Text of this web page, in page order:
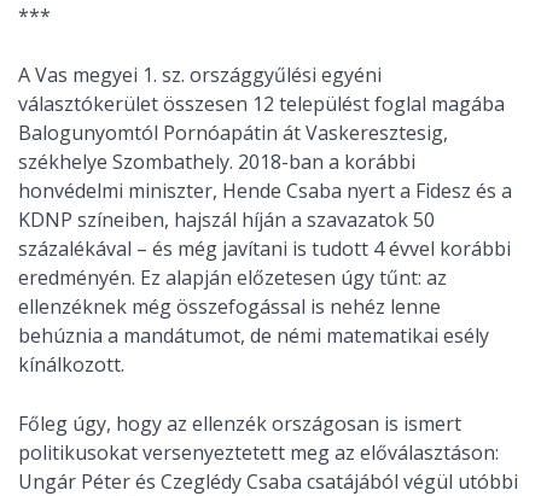
***
A Vas megyei 1. sz. országgyűlési egyéni
választókerület összesen 12 települést foglal magába
Balogunyomtól Pornóapátin át Vaskeresztesig,
székhelye Szombathely. 2018-ban a korábbi
honvédelmi miniszter, Hende Csaba nyert a Fidesz és a
KDNP színeiben, hajszál híján a szavazatok 50
százalékával – és még javítani is tudott 4 évvel korábbi
eredményén. Ez alapján előzetesen úgy tűnt: az
ellenzéknek még összefogással is nehéz lenne
behúznia a mandátumot, de némi matematikai esély
kínálkozott.
Főleg úgy, hogy az ellenzék országosan is ismert
politikusokat versenyeztetett meg az előválasztáson:
Ungár Péter és Czeglédy Csaba csatájából végül utóbbi